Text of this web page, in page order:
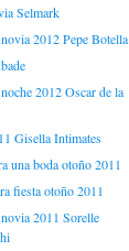
Selmark
2012 Pepe Botella
2012 Oscar de la
Gisella Intimates
una boda otoño 2011
fiesta otoño 2011
2011 Sorelle